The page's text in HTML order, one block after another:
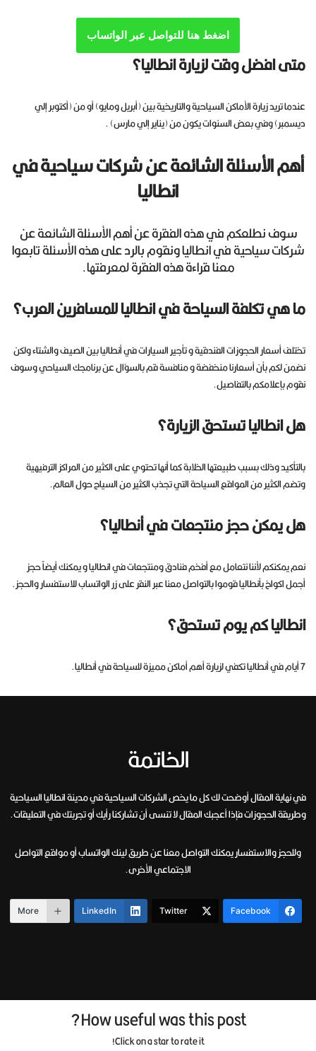
اضغط هنا للتواصل عبر الواتساب
متى افضل وقت لزيارة انطاليا؟
عندما تريد زيارة الأماكن السياحية والتاريخية بين (أبريل ومايو) أو من (أكتوبر إلي
ديسمبر) وفي بعض السنوات يكون من (يناير إلي مارس) .
أهم الأسئلة الشائعة عن شركات سياحية في
انطاليا
سوف نطلعكم في هذه الفقرة عن أهم الأسئلة الشائعة عن
شركات سياحية في انطاليا ونقوم بالرد على هذه الأسئلة تابعوا
معنا قراءة هذه الفقرة لمعرفتها.
ما هي تكلفة السياحة في انطاليا للمسافرين العرب؟
تختلف أسعار الحجوزات الفندقية و تأجير السيارات في أنطاليا بين الصيف والشتاء ولكن
نضمن لكم بأن أسعارنا منخفضة و منافسة قم بالسؤال عن برنامجك السياحي وسوف
نقوم بإعلامكم بالتفاصيل.
هل انطاليا تستحق الزيارة؟
بالتأكيد وذلك بسبب طبيعتها الخلابة كما أنها تحتوي على الكثير من المراكز الترفيهية
وتضم الكثير من المواقع السياحة التي تجذب الكثير من السياح حول العالم.
هل يمكن حجز منتجعات في أنطاليا؟
نعم يمكنكم لأننا نتعامل مع أفخم فنادق ومنتجعات في انطاليا و يمكنك أيضاً حجز
أجمل اكواخ بأنطاليا قوموا بالتواصل معنا عبر النقر على زر الواتساب للاستفسار والحجز.
انطاليا كم يوم تستحق؟
7 أيام في أنطاليا تكفي لزيارة أهم أماكن مميزة للسياحة في أنطاليا.
الخاتمة
في نهاية المقال أوضحت لك كل ما يخص الشركات السياحية في مدينة انطاليا السياحية
وطريقة الحجوزات فإذا أعجبك المقال لا تنسى أن تشاركنا رأيك أو تجربتك في التعليقات.
وللحجز والاستفسار يمكنك التواصل معنا عن طريق لينك الواتساب أو مواقع التواصل
الاجتماعي الأخرى.
Facebook
Twitter
LinkedIn
More
How useful was this post?
Click on a star to rate it!